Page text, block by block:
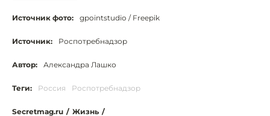
Источник фото: gpointstudio / Freepik
Источник: Роспотребнадзор
Автор: Александра Лашко
Теги: Россия Роспотребнадзор
Secretmag.ru / Жизнь /